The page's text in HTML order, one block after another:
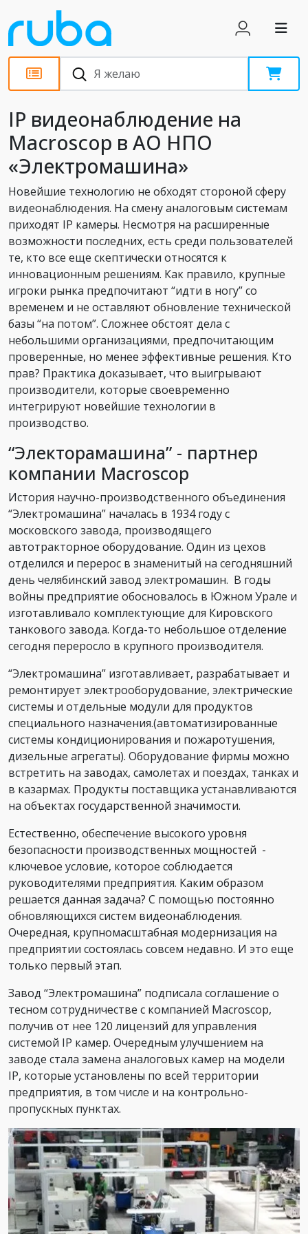
Статьи
IP видеонаблюдение на
Macroscop в АО НПО
«Электромашина»
Новейшие технологию не обходят стороной сферу
видеонаблюдения. На смену аналоговым системам
приходят IP камеры. Несмотря на расширенные
возможности последних, есть среди пользователей
те, кто все еще скептически относятся к
инновационным решениям. Как правило, крупные
игроки рынка предпочитают “идти в ногу” со
временем и не оставляют обновление технической
базы “на потом”. Сложнее обстоят дела с
небольшими организациями, предпочитающим
проверенные, но менее эффективные решения. Кто
прав? Практика доказывает, что выигрывают
производители, которые своевременно
интегрируют новейшие технологии в
производство.
“Электорамашина” - партнер
компании Macroscop
История научно-производственного объединения
“Электромашина” началась в 1934 году с
московского завода, производящего
автотракторное оборудование. Один из цехов
отделился и перерос в знаменитый на сегодняшний
день челябинский завод электромашин. В годы
войны предприятие обосновалось в Южном Урале и
изготавливало комплектующие для Кировского
танкового завода. Когда-то небольшое отделение
сегодня переросло в крупного производителя.
“Электромашина” изготавливает, разрабатывает и
ремонтирует электрооборудование, электрические
системы и отдельные модули для продуктов
специального назначения.(автоматизированные
системы кондиционирования и пожаротушения,
дизельные агрегаты). Оборудование фирмы можно
встретить на заводах, самолетах и поездах, танках и
в казармах. Продукты поставщика устанавливаются
на объектах государственной значимости.
Естественно, обеспечение высокого уровня
безопасности производственных мощностей -
ключевое условие, которое соблюдается
руководителями предприятия. Каким образом
решается данная задача? С помощью постоянно
обновляющихся систем видеонаблюдения.
Очередная, крупномасштабная модернизация на
предприятии состоялась совсем недавно. И это еще
только первый этап.
Завод “Электромашина” подписала соглашение о
тесном сотрудничестве с компанией Macroscop,
получив от нее 120 лицензий для управления
системой IP камер. Очередным улучшением на
заводе стала замена аналоговых камер на модели
IP, которые установлены по всей территории
предприятия, в том числе и на контрольно-
пропускных пунктах.